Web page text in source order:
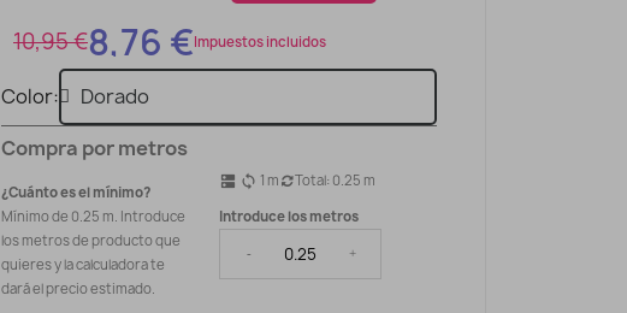
10,95 €8,76 €Impuestos incluidos
Color
Compra por metros
¿Cuánto es el mínimo?
Mínimo de 0.25 m. Introduce
los metros de producto que
quieres y la calculadora te
dará el precio estimado.
dns sync 1 m Total: 0.25 m
Introduce los metros
- +